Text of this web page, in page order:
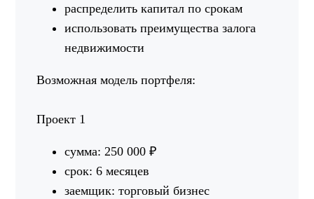
распределить капитал по срокам
использовать преимущества залога
недвижимости
Возможная модель портфеля:
Проект 1
сумма: 250 000 ₽
срок: 6 месяцев
заемщик: торговый бизнес